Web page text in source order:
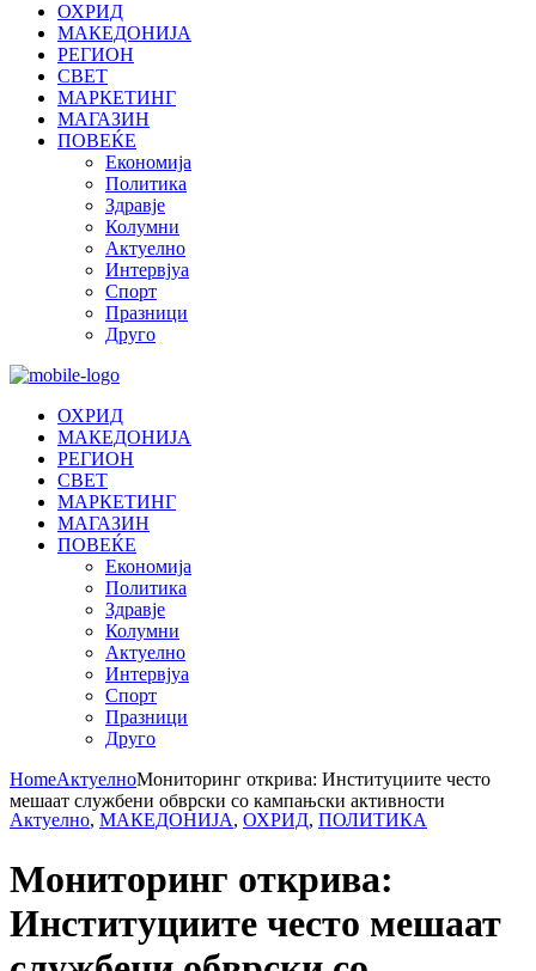
ОХРИД
МАКЕДОНИЈА
РЕГИОН
СВЕТ
МАРКЕТИНГ
МАГАЗИН
ПОВЕЌЕ
Економија
Политика
Здравје
Колумни
Актуелно
Интервјуа
Спорт
Празници
Друго
ОХРИД
МАКЕДОНИЈА
РЕГИОН
СВЕТ
МАРКЕТИНГ
МАГАЗИН
ПОВЕЌЕ
Економија
Политика
Здравје
Колумни
Актуелно
Интервјуа
Спорт
Празници
Друго
HomeАктуелноМониторинг открива: Институциите често
мешаат службени обврски со кампањски активности
Актуелно, МАКЕДОНИЈА, ОХРИД, ПОЛИТИКА
Мониторинг открива:
Институциите често мешаат